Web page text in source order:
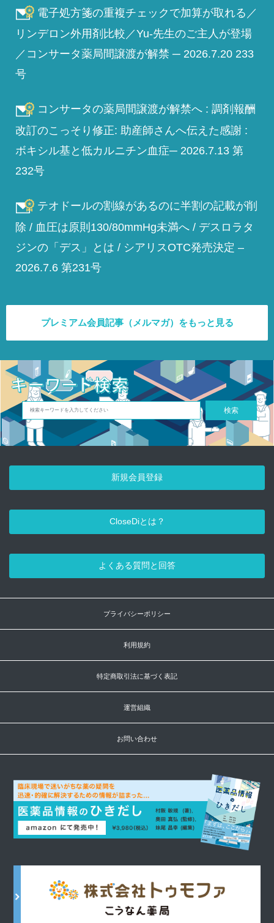
電子処方箋の重複チェックで加算が取れる／
リンデロン外用剤比較／Yu-先生のご主人が登場
／コンサータ薬局間譲渡が解禁 ─ 2026.7.20 233
号
コンサータの薬局間譲渡が解禁へ : 調剤報酬
改訂のこっそり修正: 助産師さんへ伝えた感謝 :
ボキシル基と低カルニチン血症─ 2026.7.13 第
232号
テオドールの割線があるのに半割の記載が削
除 / 血圧は原則130/80mmHg未満へ / デスロラタ
ジンの「デス」とは / シアリスOTC発売決定 –
2026.7.6 第231号
プレミアム会員記事（メルマガ）をもっと見る
検索
新規会員登録
CloseDiとは？
よくある質問と回答
プライバシーポリシー
利用規約
特定商取引法に基づく表記
運営組織
お問い合わせ